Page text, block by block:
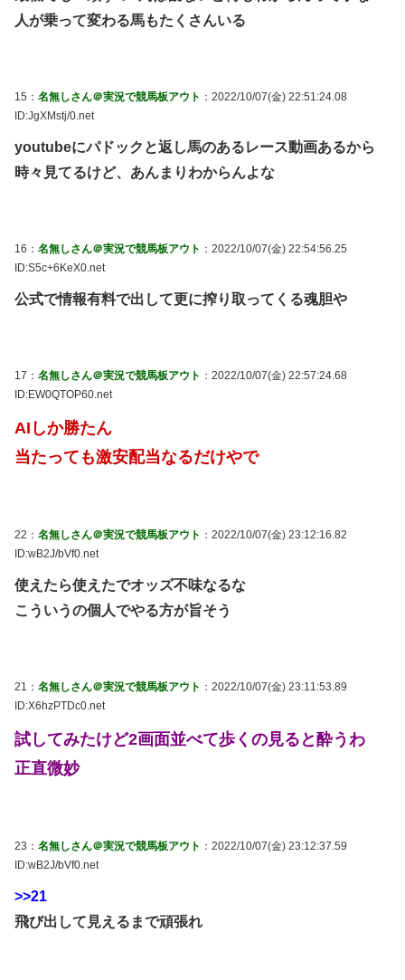
人が乗って変わる馬もたくさんいる
15： 名無しさん＠実況で競馬板アウト ：2022/10/07(金) 22:51:24.08
ID:JgXMstj/0.net
youtubeにパドックと返し馬のあるレース動画あるから
時々見てるけど、あんまりわからんよな
16： 名無しさん＠実況で競馬板アウト ：2022/10/07(金) 22:54:56.25
ID:S5c+6KeX0.net
公式で情報有料で出して更に搾り取ってくる魂胆や
17： 名無しさん＠実況で競馬板アウト ：2022/10/07(金) 22:57:24.68
ID:EW0QTOP60.net
AIしか勝たん
当たっても激安配当なるだけやで
22： 名無しさん＠実況で競馬板アウト ：2022/10/07(金) 23:12:16.82
ID:wB2J/bVf0.net
使えたら使えたでオッズ不味なるな
こういうの個人でやる方が旨そう
21： 名無しさん＠実況で競馬板アウト ：2022/10/07(金) 23:11:53.89
ID:X6hzPTDc0.net
試してみたけど2画面並べて歩くの見ると酔うわ
正直微妙
23： 名無しさん＠実況で競馬板アウト ：2022/10/07(金) 23:12:37.59
ID:wB2J/bVf0.net
>>21
飛び出して見えるまで頑張れ